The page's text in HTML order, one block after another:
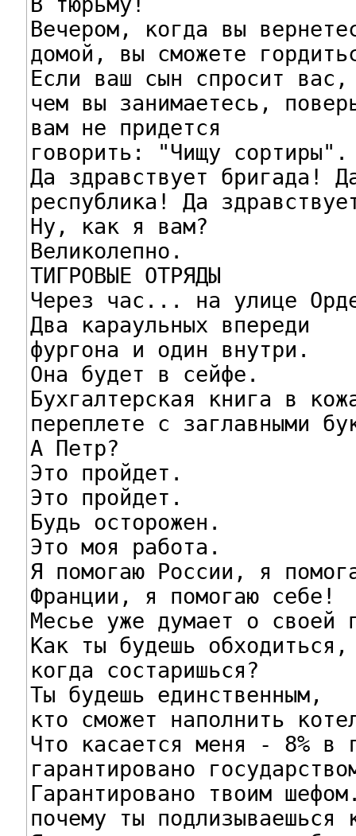
Вечером, когда вы
домой, вы сможете
Если ваш сын спросит вас,
чем вы занимаетесь,
вам не придется
говорить: "Чищу сортиры".
Да здравствует бригада!
республика! Да
Ну, как я вам?
Великолепно.
ТИГРОВЫЕ ОТРЯДЫ
Через час... на улице
Два караульных впереди
фургона и один внутри.
Она будет в сейфе.
Бухгалтерская книга в
переплете с заглавными
А Петр?
Это пройдет.
Это пройдет.
Будь осторожен.
Это моя работа.
Я помогаю России, я
Франции, я помогаю себе!
Месье уже думает о своей
Как ты будешь обходиться,
когда состаришься?
Ты будешь единственным,
кто сможет наполнить
Что касается меня - 8% в
гарантировано
Гарантировано твоим
почему ты подлизываешься